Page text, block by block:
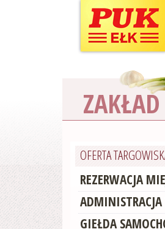
OFERTA
REZERWACJA
GIEŁDA